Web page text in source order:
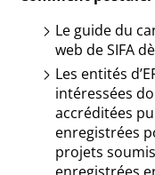
Le guide du
web de SIFA
Les entités
intéressées
accréditées
enregistrées
projets